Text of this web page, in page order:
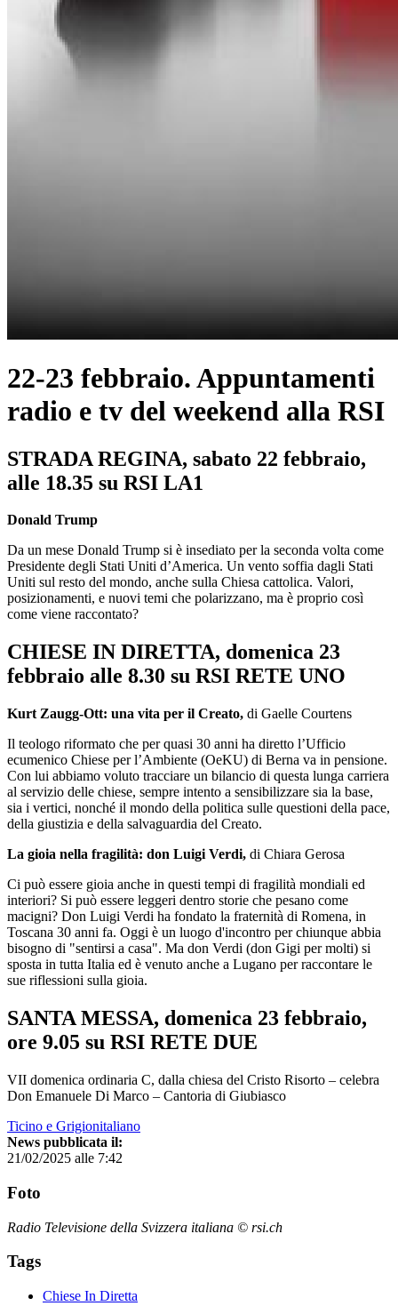
22-23 febbraio. Appuntamenti
radio e tv del weekend alla RSI
STRADA REGINA, sabato 22 febbraio,
alle 18.35 su RSI LA1
Donald Trump
Da un mese Donald Trump si è insediato per la seconda volta come
Presidente degli Stati Uniti d’America. Un vento soffia dagli Stati
Uniti sul resto del mondo, anche sulla Chiesa cattolica. Valori,
posizionamenti, e nuovi temi che polarizzano, ma è proprio così
come viene raccontato?
CHIESE IN DIRETTA, domenica 23
febbraio alle 8.30 su RSI RETE UNO
Kurt Zaugg-Ott: una vita per il Creato, di Gaelle Courtens
Il teologo riformato che per quasi 30 anni ha diretto l’Ufficio
ecumenico Chiese per l’Ambiente (OeKU) di Berna va in pensione.
Con lui abbiamo voluto tracciare un bilancio di questa lunga carriera
al servizio delle chiese, sempre intento a sensibilizzare sia la base,
sia i vertici, nonché il mondo della politica sulle questioni della pace,
della giustizia e della salvaguardia del Creato.
La gioia nella fragilità: don Luigi Verdi, di Chiara Gerosa
Ci può essere gioia anche in questi tempi di fragilità mondiali ed
interiori? Si può essere leggeri dentro storie che pesano come
macigni? Don Luigi Verdi ha fondato la fraternità di Romena, in
Toscana 30 anni fa. Oggi è un luogo d'incontro per chiunque abbia
bisogno di "sentirsi a casa". Ma don Verdi (don Gigi per molti) si
sposta in tutta Italia ed è venuto anche a Lugano per raccontare le
sue riflessioni sulla gioia.
SANTA MESSA, domenica 23 febbraio,
ore 9.05 su RSI RETE DUE
VII domenica ordinaria C, dalla chiesa del Cristo Risorto – celebra
Don Emanuele Di Marco – Cantoria di Giubiasco
Ticino e Grigionitaliano
News pubblicata il:
21/02/2025 alle 7:42
Foto
Radio Televisione della Svizzera italiana © rsi.ch
Tags
Chiese In Diretta